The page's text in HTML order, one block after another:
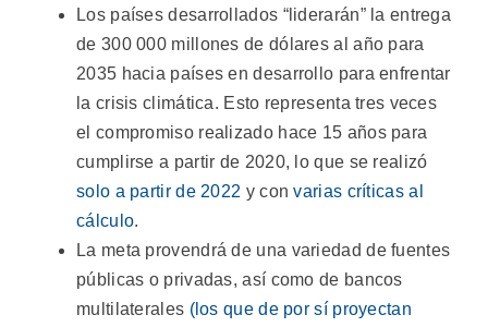
Los países desarrollados “liderarán” la entrega
de 300 000 millones de dólares al año para
2035 hacia países en desarrollo para enfrentar
la crisis climática. Esto representa tres veces
el compromiso realizado hace 15 años para
cumplirse a partir de 2020, lo que se realizó
solo a partir de 2022 y convarias críticas al
cálculo.
La meta provendrá de una variedad de fuentes
públicas o privadas, así como de bancos
multilaterales (los que de por sí proyectan